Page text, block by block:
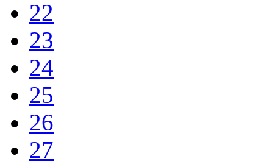
22
23
24
25
26
27